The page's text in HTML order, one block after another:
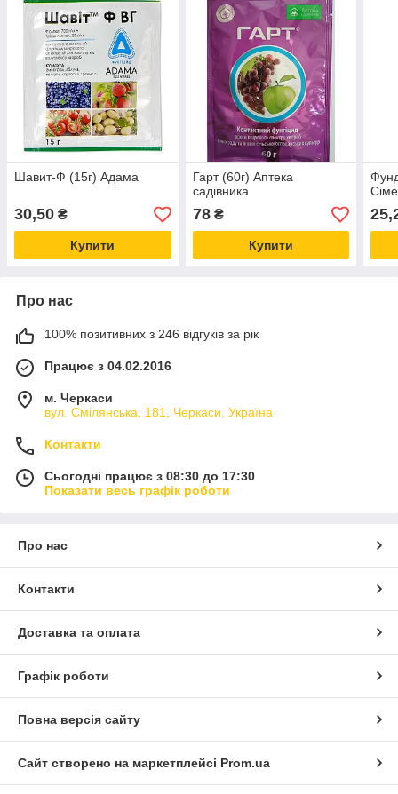
Шавит-Ф (15г) Адама
30,50 ₴
Купити
Гарт (60г) Аптека
садівника
78₴
Купити
Про нас
100% позитивних з 246 відгуків за рік
Працює з 04.02.2016
м. Черкаси
вул. Смілянська, 181, Черкаси, Україна
Контакти
Сьогодні працює з 08:30 до 17:30
Показати весь графік роботи
Про нас
Контакти
Доставка та оплата
Графік роботи
Повна версія сайту
Сайт створено на маркетплейсі Prom.ua